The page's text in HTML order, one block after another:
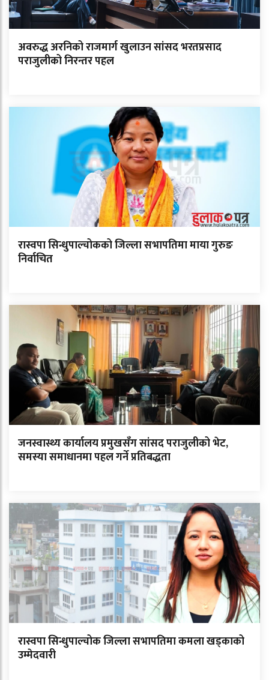
अवरुद्ध अरनिको राजमार्ग खुलाउन सांसद भरतप्रसाद
पराजुलीको निरन्तर पहल
रास्वपा सिन्धुपाल्चोकको जिल्ला सभापतिमा माया गुरुङ
निर्वाचित
जनस्वास्थ्य कार्यालय प्रमुखसँग सांसद पराजुलीको भेट,
समस्या समाधानमा पहल गर्ने प्रतिबद्धता
रास्वपा सिन्धुपाल्चोक जिल्ला सभापतिमा कमला खड्काको
उम्मेदवारी